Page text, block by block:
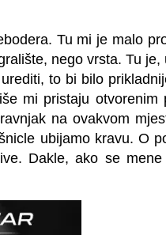
Tu mi je malo
nego vrsta. Tu je,
to bi bilo
mi pristaju otvorenim
na ovakvom
ubijamo kravu. O
Dakle, ako se